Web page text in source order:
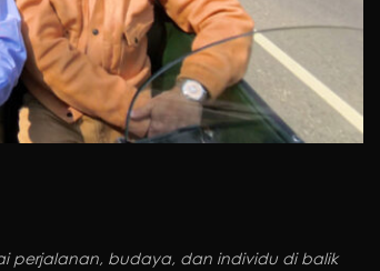
perjalanan, budaya, dan individu di balik